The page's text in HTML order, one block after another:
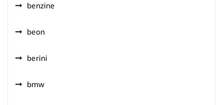
benzine
beon
berini
bmw